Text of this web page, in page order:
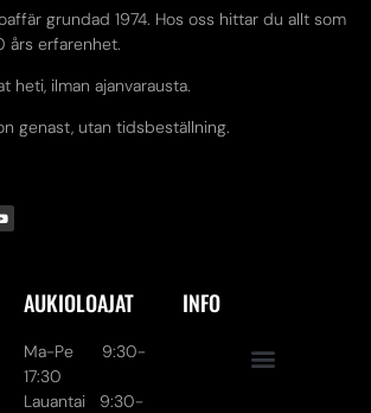
grundad 1974. Hos oss hittar du allt som
års erfarenhet.
heti, ilman ajanvarausta.
genast, utan tidsbeställning.
AUKIOLOAJAT
Ma-Pe 9:30-
17:30
Lauantai 9:30-
INFO